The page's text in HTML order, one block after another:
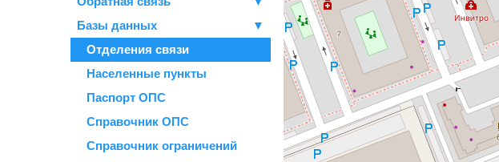
Базы данных
▼
Отделения связи
Населенные пункты
Паспорт ОПС
Справочник ОПС
Справочник ограничений